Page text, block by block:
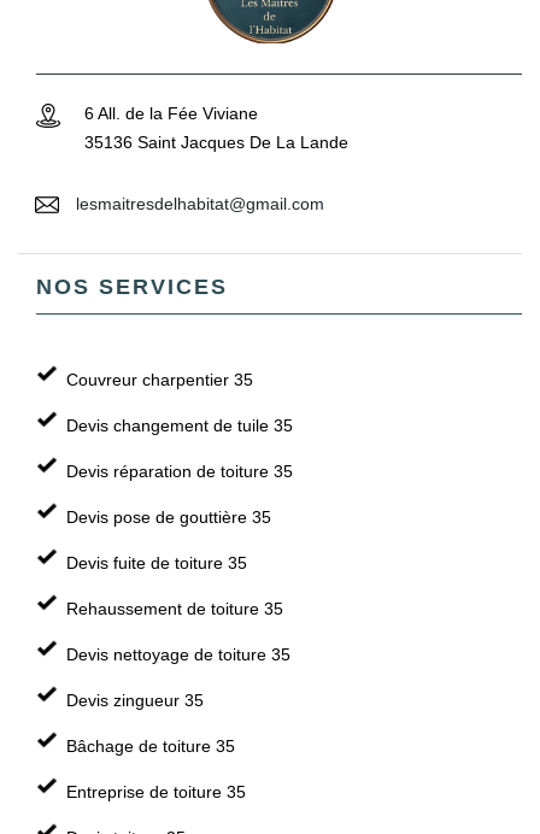
6 All. de la Fée Viviane
35136 Saint Jacques De La Lande
lesmaitresdelhabitat@gmail.com
NOS SERVICES
Couvreur charpentier 35
Devis changement de tuile 35
Devis réparation de toiture 35
Devis pose de gouttière 35
Devis fuite de toiture 35
Rehaussement de toiture 35
Devis nettoyage de toiture 35
Devis zingueur 35
Bâchage de toiture 35
Entreprise de toiture 35